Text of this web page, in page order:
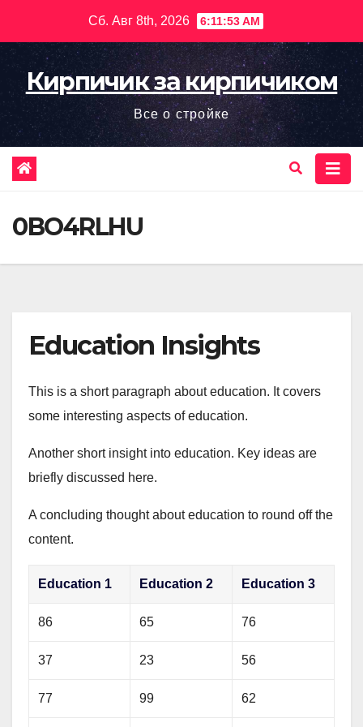
содержимому
Сб. Авг 8th, 2026 6:11:54 AM
Кирпичик за кирпичиком
Все о стройке
0BO4RLHU
Education Insights
This is a short paragraph about education. It covers
some interesting aspects of education.
Another short insight into education. Key ideas are
briefly discussed here.
A concluding thought about education to round off the
content.
Education 1 Education 2 Education 3
86 65 76
37 23 56
77 99 62